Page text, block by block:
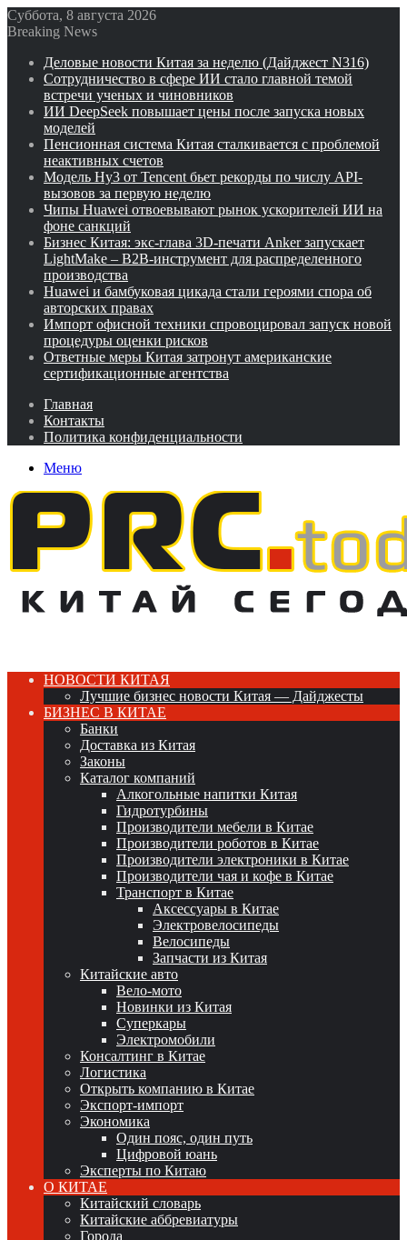
Суббота, 8 августа 2026
Breaking News
Деловые новости Китая за неделю (Дайджест N316)
Сотрудничество в сфере ИИ стало главной темой
встречи ученых и чиновников
ИИ DeepSeek повышает цены после запуска новых
моделей
Пенсионная система Китая сталкивается с проблемой
неактивных счетов
Модель Hy3 от Tencent бьет рекорды по числу API-
вызовов за первую неделю
Чипы Huawei отвоевывают рынок ускорителей ИИ на
фоне санкций
Бизнес Китая: экс-глава 3D-печати Anker запускает
LightMake – B2B-инструмент для распределенного
производства
Huawei и бамбуковая цикада стали героями спора об
авторских правах
Импорт офисной техники спровоцировал запуск новой
процедуры оценки рисков
Ответные меры Китая затронут американские
сертификационные агентства
Главная
Контакты
Политика конфиденциальности
Меню
НОВОСТИ КИТАЯ
Лучшие бизнес новости Китая — Дайджесты
БИЗНЕС В КИТАЕ
Банки
Доставка из Китая
Законы
Каталог компаний
Алкогольные напитки Китая
Гидротурбины
Производители мебели в Китае
Производители роботов в Китае
Производители электроники в Китае
Производители чая и кофе в Китае
Транспорт в Китае
Аксессуары в Китае
Электровелосипеды
Велосипеды
Запчасти из Китая
Китайские авто
Вело-мото
Новинки из Китая
Суперкары
Электромобили
Консалтинг в Китае
Логистика
Открыть компанию в Китае
Экспорт-импорт
Экономика
Один пояс, один путь
Цифровой юань
Эксперты по Китаю
О КИТАЕ
Китайский словарь
Китайские аббревиатуры
Города